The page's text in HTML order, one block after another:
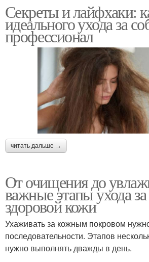
Секреты и лайфхаки:
идеального ухода за
профессионал
читать дальше →
От очищения до
важные этапы ухода
здоровой кожи
Ухаживать за кожным покровом
последовательности. Этапов
нужно выполнять дважды в день.